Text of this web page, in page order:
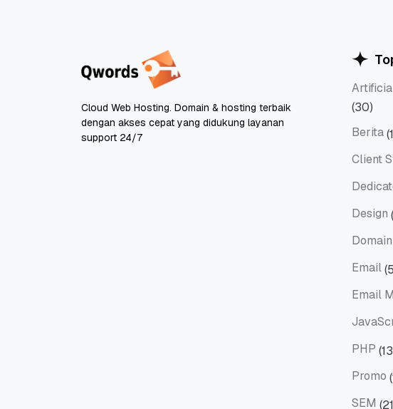
Cloud Web Hosting. Domain & hosting terbaik
dengan akses cepat yang didukung layanan
support 24/7
(30)
Berita
Client
Design
Domain
Email
Email
PHP
Promo
SEM